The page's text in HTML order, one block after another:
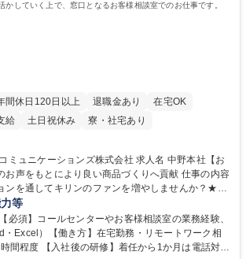
かしていく上で、窓口となるお客様相談室でのお仕事です。
間休日120日以上 退職金あり
在宅OK
給 土日祝休み 寮・社宅あり
ーションズ株式会社 求人名 中野本社【お
をもとにより良い商品づくりへ貢献 仕事の内容
を通してキリンのファンを増やしませんか？★≫
い商品づくりに活かしていく上で、窓口となるお客
グループへのご
かしています。お客様からの声に迅速かつ誠意をも
るとともにグループ内活動に反映しています。 【具
等
必須】コールセンターやお客様相談室の業務経験、
・Excel）【働き方】在宅勤務・リモートワーク相
ら1か月は電話対応